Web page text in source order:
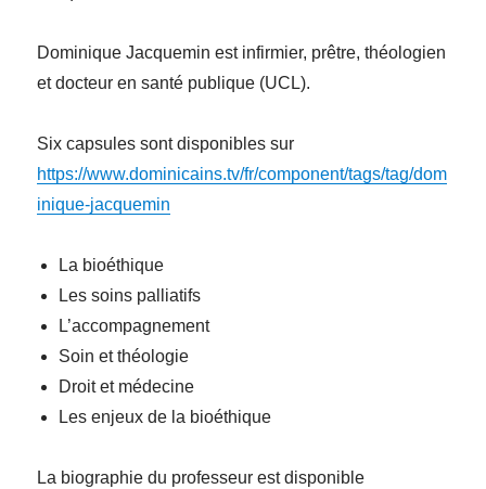
Dominique Jacquemin est infirmier, prêtre, théologien
et docteur en santé publique (UCL).
Six capsules sont disponibles sur
https://www.dominicains.tv/fr/component/tags/tag/dom
inique-jacquemin
La bioéthique
Les soins palliatifs
L’accompagnement
Soin et théologie
Droit et médecine
Les enjeux de la bioéthique
La biographie du professeur est disponible